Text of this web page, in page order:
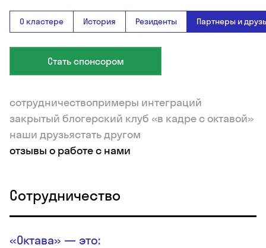
О кластере История Резиденты Партнеры и
Стать спонсором
сотрудничествопримеры интеграций
закрытый блогерский клуб «в кадре с октавой»
наши друзьястать другом
отзывы о работе с нами
Сотрудничество
«Октава» — это: